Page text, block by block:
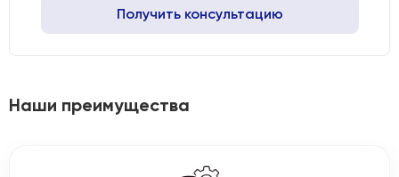
Получить консультацию
Наши преимущества